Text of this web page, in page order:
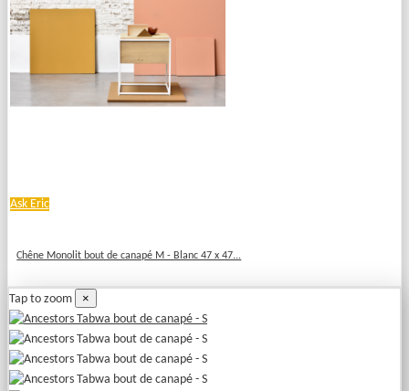
Ask Eric
Chêne Monolit bout de canapé M - Blanc 47 x 47...
Tap to zoom ×